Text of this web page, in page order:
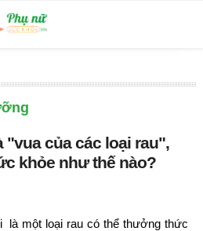
của các loại rau",
khỏe như thế nào?
là một loại rau có thể thưởng thức